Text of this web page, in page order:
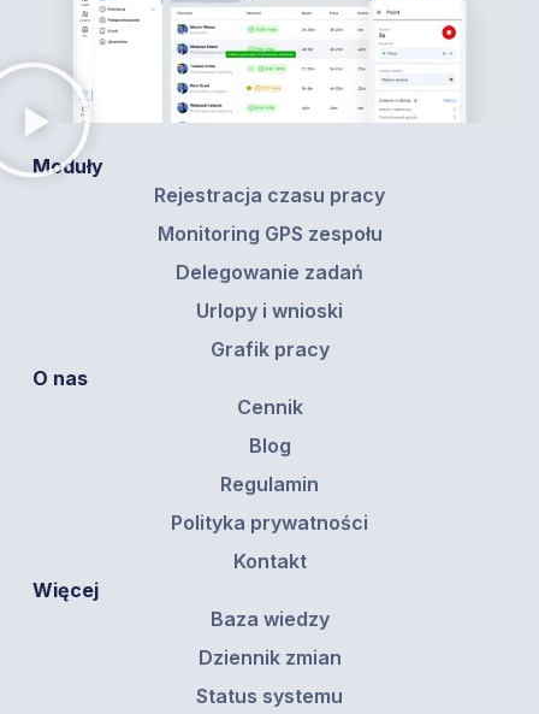
Moduły
Rejestracja czasu pracy
Monitoring GPS zespołu
Delegowanie zadań
Urlopy i wnioski
Grafik pracy
O nas
Cennik
Blog
Regulamin
Polityka prywatności
Kontakt
Więcej
Baza wiedzy
Dziennik zmian
Status systemu